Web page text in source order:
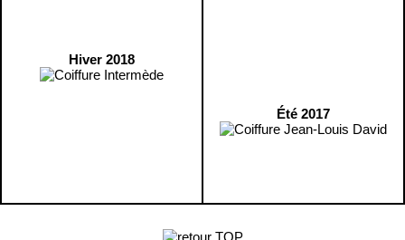
Hiver 2018
Été 2017